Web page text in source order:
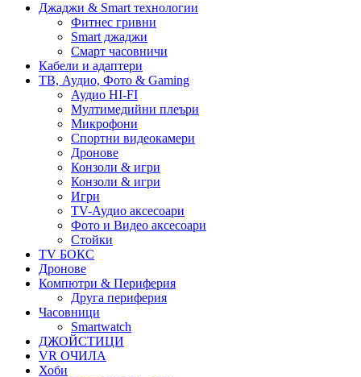
Джаджи & Smart технологии
Фитнес гривни
Smart джаджи
Смарт часовничи
Кабели и адаптери
ТВ, Аудио, Фото & Gaming
Аудио HI-FI
Мултимедийни плеъри
Микрофони
Спортни видеокамери
Дронове
Конзоли & игри
Конзоли & игри
Игри
TV-Аудио аксесоари
Фото и Видео аксесоари
Стойки
TV БОКС
Дронове
Компютри & Периферия
Друга периферия
Часовници
Smartwatch
ДЖОЙСТИЦИ
VR ОЧИЛА
Хоби